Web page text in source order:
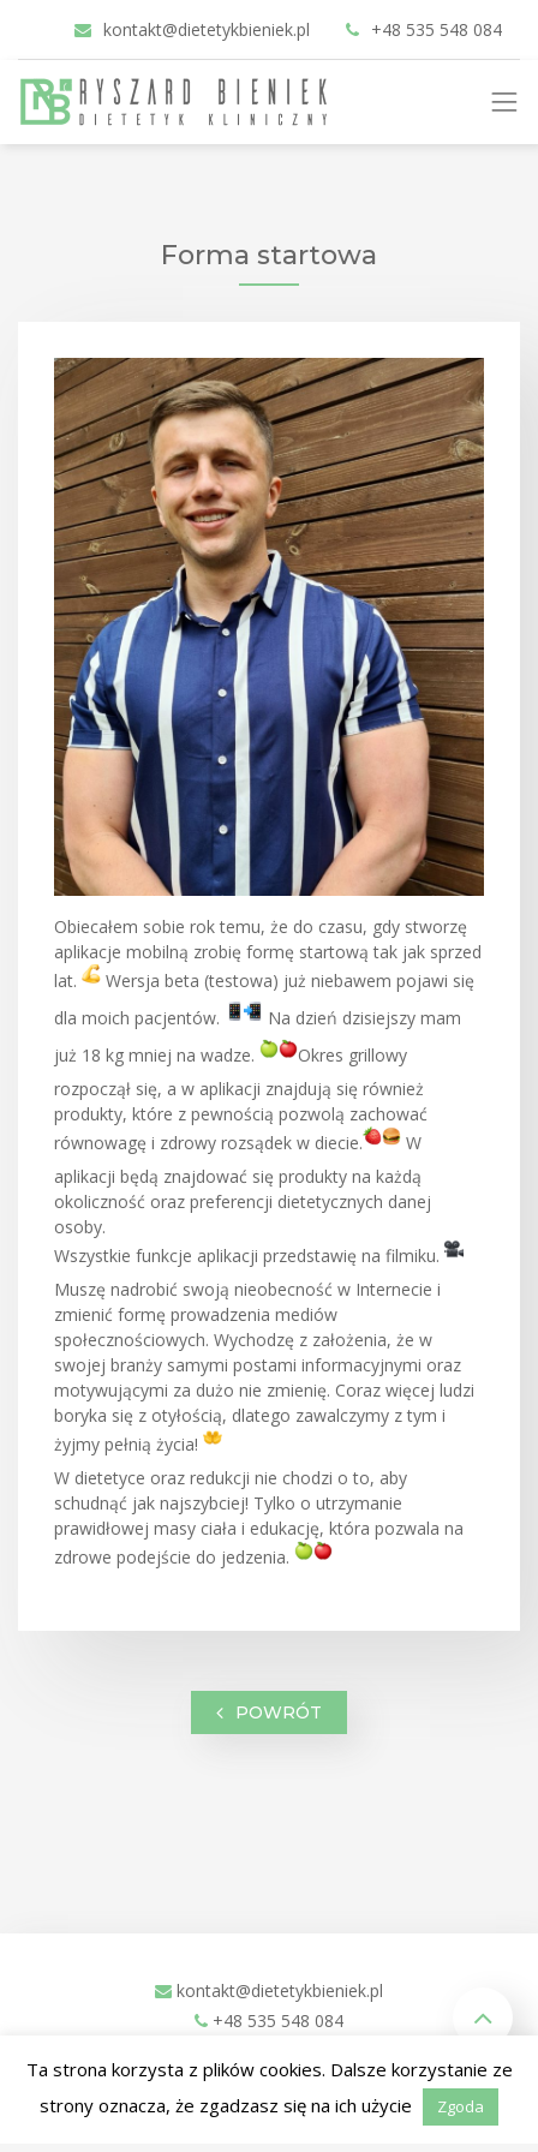
kontakt@dietetykbieniek.pl +48 535 548 084
Forma startowa
Obiecałem sobie rok temu, że do czasu, gdy stworzę
aplikacje mobilną zrobię formę startową tak jak sprzed
lat.
Wersja beta (testowa) już niebawem pojawi się
dla moich pacjentów.
Na dzień dzisiejszy mam
już 18 kg mniej na wadze.
Okres grillowy
rozpoczął się, a w aplikacji znajdują się również
produkty, które z pewnością pozwolą zachować
równowagę i zdrowy rozsądek w diecie.
W
aplikacji będą znajdować się produkty na każdą
okoliczność oraz preferencji dietetycznych danej
osoby.
Wszystkie funkcje aplikacji przedstawię na filmiku.
Muszę nadrobić swoją nieobecność w Internecie i
zmienić formę prowadzenia mediów
społecznościowych. Wychodzę z założenia, że w
swojej branży samymi postami informacyjnymi oraz
motywującymi za dużo nie zmienię. Coraz więcej ludzi
boryka się z otyłością, dlatego zawalczymy z tym i
żyjmy pełnią życia!
W dietetyce oraz redukcji nie chodzi o to, aby
schudnąć jak najszybciej! Tylko o utrzymanie
prawidłowej masy ciała i edukację, która pozwala na
zdrowe podejście do jedzenia.
POWRÓT
kontakt@dietetykbieniek.pl
+48 535 548 084
Kościan, 64-000
Facebook
Ta strona korzysta z plików cookies. Dalsze korzystanie ze
strony oznacza, że zgadzasz się na ich użycie
Zgoda